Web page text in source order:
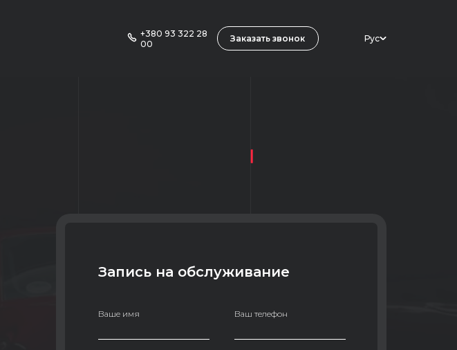
+380 93 322 28
00
Заказать звонок Рус
Запись на обслуживание
Ваше имя Ваш телефон